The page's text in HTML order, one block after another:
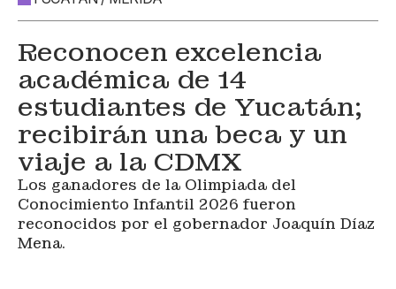
Reconocen excelencia
académica de 14
estudiantes de Yucatán;
recibirán una beca y un
viaje a la CDMX
Los ganadores de la Olimpiada del
Conocimiento Infantil 2026 fueron
reconocidos por el gobernador Joaquín Díaz
Mena.